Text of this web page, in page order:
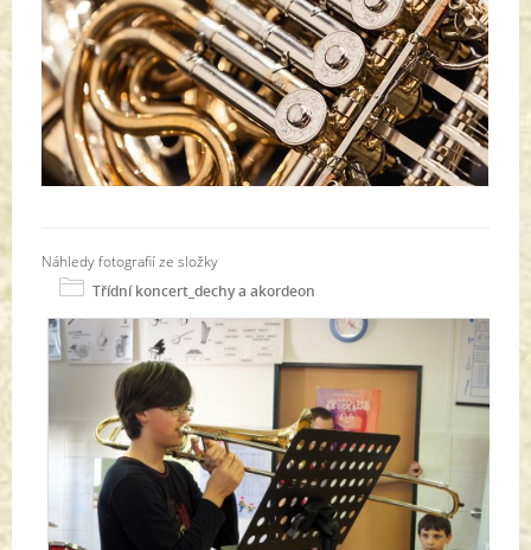
Náhledy fotografií ze složky
Třídní koncert_dechy a akordeon